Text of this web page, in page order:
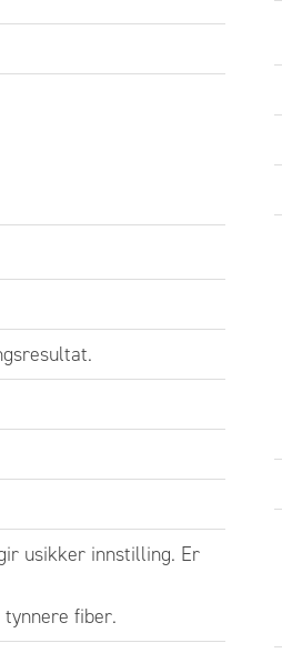
blinker. Slipp
er klar.
knappen i 3 s til
knappen.
i ytterligere 3 s.
knappen når det står
usikker innstilling. Er
fiber.